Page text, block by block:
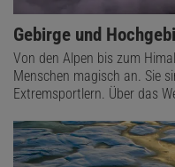
Gebirge und
Von den Alpen bis zum
Menschen magisch an. Sie
Extremsportlern. Über das